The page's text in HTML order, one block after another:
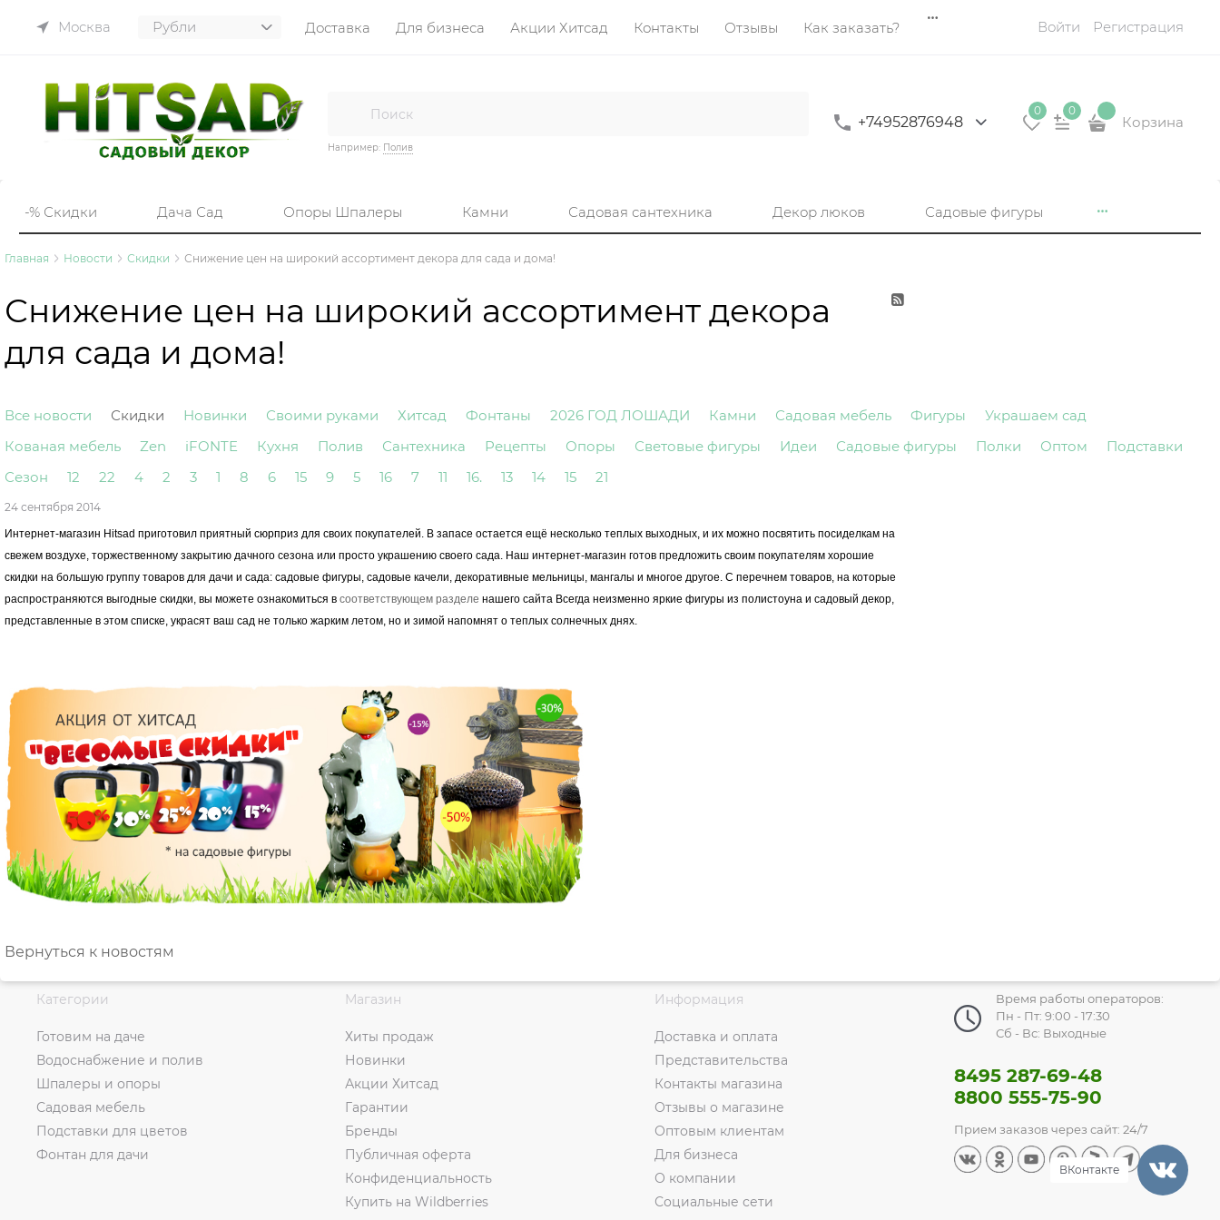
Москва Доставка Для бизнеса Акции Хитсад Контакты Отзывы Как заказать? Войти Регистрация
Например: Полив
+74952876948
0 0
Корзина
-% Скидки Дача Сад Опоры Шпалеры Камни Садовая сантехника Декор люков Садовые фигуры
Главная Новости Скидки Снижение цен на широкий ассортимент декора для сада и дома!
Снижение цен на широкий ассортимент декора
для сада и дома!
Все новости Скидки Новинки Своими руками Хитсад Фонтаны 2026 ГОД ЛОШАДИ Камни Садовая мебель Фигуры
Украшаем сад
Кованая мебель
Zen iFONTE Кухня Полив Сантехника Рецепты Опоры Световые фигуры Идеи Садовые фигуры Полки Оптом
Подставки
Сезон
12 22 4 2 3 1 8 6 15 9 5 16 7 11 16. 13 14 15 21
24 сентября 2014
Интернет-магазин Hitsad приготовил приятный сюрприз для своих покупателей . В запасе остается ещё несколько теплых выходных, и их можно посвятить посиделкам на
свежем воздухе, торжественному закрытию дачного сезона или просто украшению своего сада. Наш интернет-магазин готов предложить своим покупателям хорошие
скидки на большую группу товаров для дачи и сада: садовые фигуры, садовые качели, декоративные мельницы, мангалы и многое другое. С перечнем товаров, на которые
распространяются выгодные скидки, вы можете ознакомиться в соответствующем разделе нашего сайта Всегда неизменно яркие фигуры из полистоуна и садовый декор,
представленные в этом списке, украсят ваш сад не только жарким летом, но и зимой напомнят о теплых солнечных днях.
Вернуться к новостям
Категории
Готовим на даче
Водоснабжение и полив
Шпалеры и опоры
Садовая мебель
Подставки для цветов
Фонтан для дачи
Магазин
Хиты продаж
Новинки
Акции Хитсад
Гарантии
Бренды
Публичная оферта
Конфиденциальность
Купить на Wildberries
Информация
Доставка и оплата
Представительства
Контакты магазина
Отзывы о магазине
Оптовым клиентам
Для бизнеса
О компании
Социальные сети
Время работы операторов:
Пн - Пт: 9:00 - 17:30
Сб - Вс: Выходные
8495 287-69-48
8800 555-75-90
Прием заказов через сайт: 24/7
ВКонтакте